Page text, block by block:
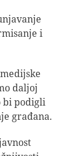
i
daljoj
bi podigli
građana.